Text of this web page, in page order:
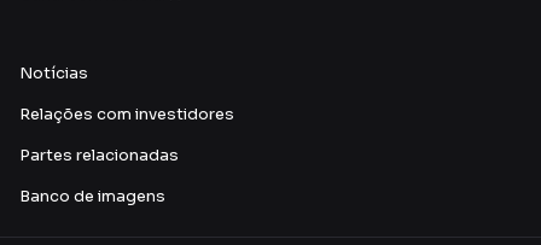
Notícias
Relações com investidores
Partes relacionadas
Banco de imagens